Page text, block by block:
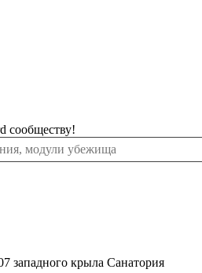
сообществу!
западного крыла Санатория